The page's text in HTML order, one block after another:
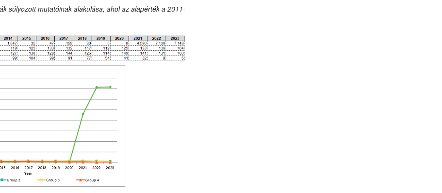
súlyozott mutatóinak alakulása, ahol az alapérték a 2011-